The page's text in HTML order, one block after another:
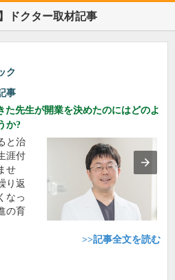
ドクター取材記事
ク
事
先生が開業を決めたのにはどのよ
か?
と治
涯付
せ
り返
なっ
の育
>>記事全文を読む